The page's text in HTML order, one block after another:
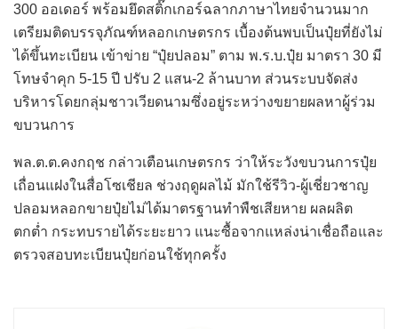
300 ออเดอร์ พร้อมยึดสติ๊กเกอร์ฉลากภาษาไทยจำนวนมาก
เตรียมติดบรรจุภัณฑ์หลอกเกษตรกร เบื้องต้นพบเป็นปุ๋ยที่ยังไม่
ได้ขึ้นทะเบียน เข้าข่าย “ปุ๋ยปลอม” ตาม พ.ร.บ.ปุ๋ย มาตรา 30 มี
โทษจำคุก 5-15 ปี ปรับ 2 แสน-2 ล้านบาท ส่วนระบบจัดส่ง
บริหารโดยกลุ่มชาวเวียดนามซึ่งอยู่ระหว่างขยายผลหาผู้ร่วม
ขบวนการ
พล.ต.ต.คงกฤช กล่าวเตือนเกษตรกร ว่าให้ระวังขบวนการปุ๋ย
เถื่อนแฝงในสื่อโซเชียล ช่วงฤดูผลไม้ มักใช้รีวิว-ผู้เชี่ยวชาญ
ปลอมหลอกขายปุ๋ยไม่ได้มาตรฐานทำพืชเสียหาย ผลผลิต
ตกต่ำ กระทบรายได้ระยะยาว แนะซื้อจากแหล่งน่าเชื่อถือและ
ตรวจสอบทะเบียนปุ๋ยก่อนใช้ทุกครั้ง